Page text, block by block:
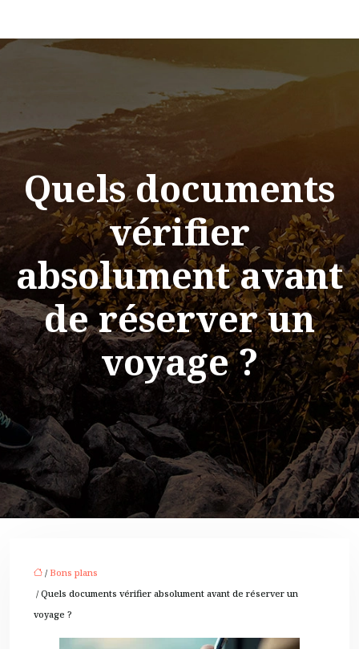
Quels documents
vérifier
absolument avant
de réserver un
voyage ?
/ Bons plans
/ Quels documents vérifier absolument avant de réserver un
voyage ?